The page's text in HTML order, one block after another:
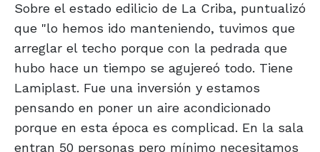
Sobre el estado edilicio de La Criba, puntualizó
que "lo hemos ido manteniendo, tuvimos que
arreglar el techo porque con la pedrada que
hubo hace un tiempo se agujereó todo. Tiene
Lamiplast. Fue una inversión y estamos
pensando en poner un aire acondicionado
porque en esta época es complicad. En la sala
entran 50 personas pero mínimo necesitamos